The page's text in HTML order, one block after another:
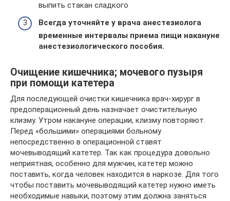
выпить стакан сладкого
Всегда уточняйте у врача анестезиолога
временные интервалы приема пищи накануне
анестезиологического пособия.
Очищение кишечника; мочевого пузыря
при помощи катетера
Для последующей очистки кишечника врач-хирург в
предоперационный день назначает очистительную
клизму. Утром накануне операции, клизму повторяют.
Перед «большими» операциями больному
непосредственно в операционной ставят
мочевыводящий катетер. Так как процедура довольно
неприятная, особенно для мужчин, катетер можно
поставить, когда человек находится в наркозе. Для того
чтобы поставить мочевыводящий катетер нужно иметь
необходимые навыки, поэтому этим должна заняться